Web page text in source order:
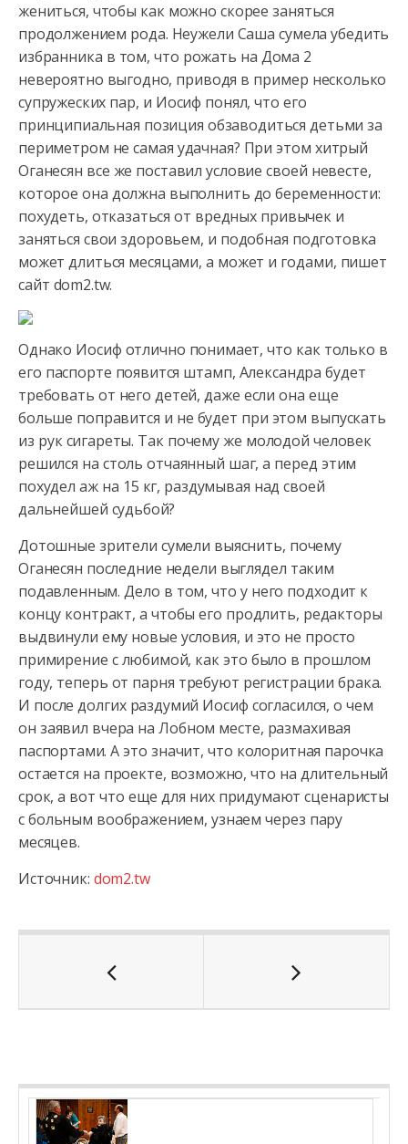
жениться, чтобы как можно скорее заняться
продолжением рода. Неужели Саша сумела убедить
избранника в том, что рожать на Дома 2
невероятно выгодно, приводя в пример несколько
супружеских пар, и Иосиф понял, что его
принципиальная позиция обзаводиться детьми за
периметром не самая удачная? При этом хитрый
Оганесян все же поставил условие своей невесте,
которое она должна выполнить до беременности:
похудеть, отказаться от вредных привычек и
заняться свои здоровьем, и подобная подготовка
может длиться месяцами, а может и годами, пишет
сайт dom2.tw.
Однако Иосиф отлично понимает, что как только в
его паспорте появится штамп, Александра будет
требовать от него детей, даже если она еще
больше поправится и не будет при этом выпускать
из рук сигареты. Так почему же молодой человек
решился на столь отчаянный шаг, а перед этим
похудел аж на 15 кг, раздумывая над своей
дальнейшей судьбой?
Дотошные зрители сумели выяснить, почему
Оганесян последние недели выглядел таким
подавленным. Дело в том, что у него подходит к
концу контракт, а чтобы его продлить, редакторы
выдвинули ему новые условия, и это не просто
примирение с любимой, как это было в прошлом
году, теперь от парня требуют регистрации брака.
И после долгих раздумий Иосиф согласился, о чем
он заявил вчера на Лобном месте, размахивая
паспортами. А это значит, что колоритная парочка
остается на проекте, возможно, что на длительный
срок, а вот что еще для них придумают сценаристы
с больным воображением, узнаем через пару
месяцев.
Источник: dom2.tw